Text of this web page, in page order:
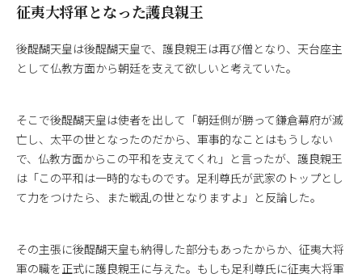
征夷大将軍となった護良親王
後醍醐天皇は後醍醐天皇で、護良親王は再び僧となり、天台座主
として仏教方面から朝廷を支えて欲しいと考えていた。
そこで後醍醐天皇は使者を出して「朝廷側が勝って鎌倉幕府が滅
亡し、太平の世となったのだから、軍事的なことはもうしない
で、仏教方面からこの平和を支えてくれ」と言ったが、護良親王
は「この平和は一時的なものです。足利尊氏が武家のトップとし
て力をつけたら、また戦乱の世となりますよ」と反論した。
その主張に後醍醐天皇も納得した部分もあったからか、征夷大将
軍の職を正式に護良親王に与えた。もしも足利尊氏に征夷大将軍